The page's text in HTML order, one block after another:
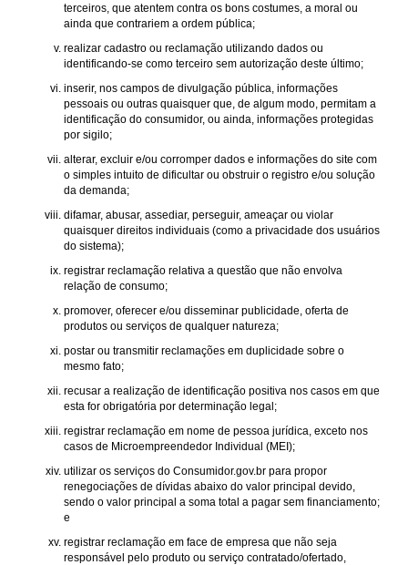
terceiros, que atentem contra os bons costumes, a moral ou
ainda que contrariem a ordem pública;
realizar cadastro ou reclamação utilizando dados ou
identificando-se como terceiro sem autorização deste último;
inserir, nos campos de divulgação pública, informações
pessoais ou outras quaisquer que, de algum modo, permitam a
identificação do consumidor, ou ainda, informações protegidas
por sigilo;
alterar, excluir e/ou corromper dados e informações do site com
o simples intuito de dificultar ou obstruir o registro e/ou solução
da demanda;
difamar, abusar, assediar, perseguir, ameaçar ou violar
quaisquer direitos individuais (como a privacidade dos usuários
do sistema);
registrar reclamação relativa a questão que não envolva
relação de consumo;
promover, oferecer e/ou disseminar publicidade, oferta de
produtos ou serviços de qualquer natureza;
postar ou transmitir reclamações em duplicidade sobre o
mesmo fato;
recusar a realização de identificação positiva nos casos em que
esta for obrigatória por determinação legal;
registrar reclamação em nome de pessoa jurídica, exceto nos
casos de Microempreendedor Individual (MEI);
utilizar os serviços do Consumidor.gov.br para propor
renegociações de dívidas abaixo do valor principal devido,
sendo o valor principal a soma total a pagar sem financiamento;
e
registrar reclamação em face de empresa que não seja
responsável pelo produto ou serviço contratado/ofertado,